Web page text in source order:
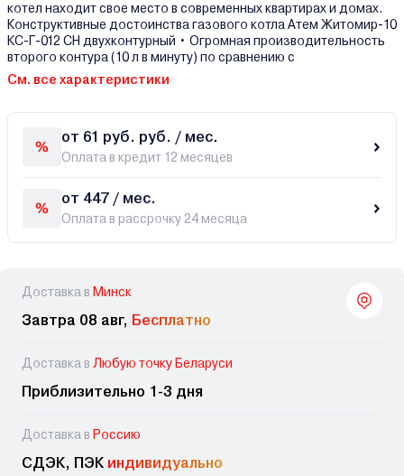
котел находит свое место в современных квартирах и домах.
Конструктивные достоинства газового котла Атем Житомир-10
КС-Г-012 СН двухконтурный • Огромная производительность
второго контура (10 л в минуту) по сравнению с
См. все характеристики
от 61 руб. руб. / мес.
Оплата в кредит 12 месяцев
от 447 / мес.
Оплата в рассрочку 24 месяца
Доставка в Минск
Завтра 08 авг, Бесплатно
Доставка в Любую точку Беларуси
Приблизительно 1-3 дня
Доставка в Россию
СДЭК, ПЭК индивидуально